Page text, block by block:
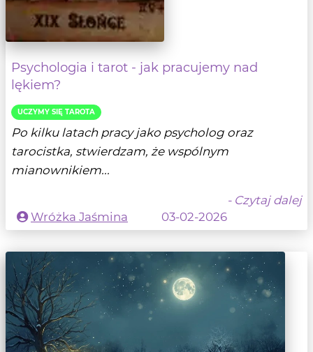
Psychologia i tarot - jak pracujemy nad
lękiem?
UCZYMY SIĘ TAROTA
Po kilku latach pracy jako psycholog oraz
tarocistka, stwierdzam, że wspólnym
mianownikiem...
- Czytaj dalej
Wróżka Jaśmina
03-02-2026